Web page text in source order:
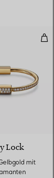
Lock
mit